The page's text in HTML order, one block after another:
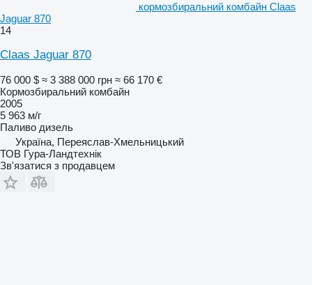
кормозбиральний комбайн Claas
Jaguar 870
14
Claas Jaguar 870
76 000 $ ≈ 3 388 000 грн ≈ 66 170 €
Кормозбиральний комбайн
2005
5 963 м/г
Паливо дизель
Україна, Переяслав-Хмельницький
ТОВ Гура-Ландтехнік
Зв'язатися з продавцем